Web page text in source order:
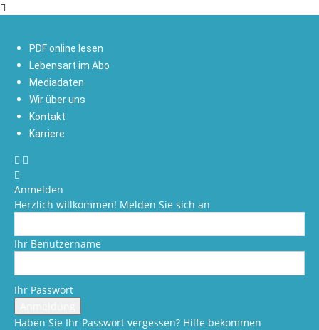
PDF online lesen
Lebensart im Abo
Mediadaten
Wir über uns
Kontakt
Karriere
Anmelden
Herzlich willkommen! Melden Sie sich an
Ihr Benutzername
Ihr Passwort
Haben Sie Ihr Passwort vergessen? Hilfe bekommen